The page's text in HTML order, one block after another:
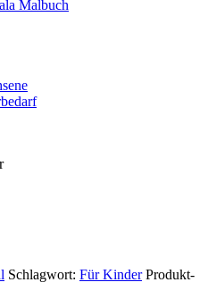
Malbuch
Schlagwort: Für Kinder Produkt-